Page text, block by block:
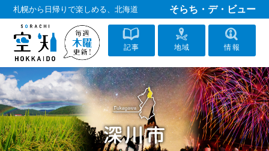
札幌から日帰りで楽しめる、北海道 そらち・デ・ビュー
記事 地域 情報